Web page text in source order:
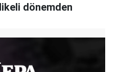
dönemden